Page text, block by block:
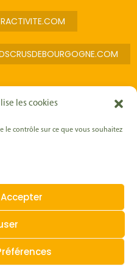
les cookies
le contrôle sur ce que vous souhaitez
Cookies